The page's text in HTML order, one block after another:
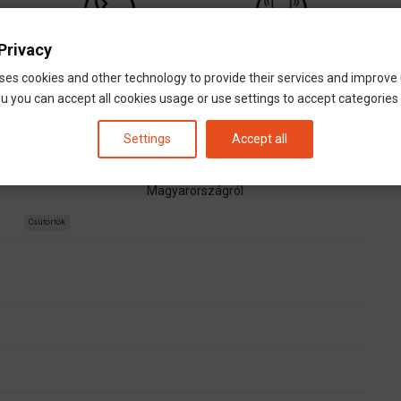
MAGYARORSZÁG
Siofók Veszprém Székesfehérvár Budapest
Magyarországról
Csütörtök
cookies and other technology to provide their services and improve
you can accept all cookies usage or use settings to accept categories
Settings Accept all